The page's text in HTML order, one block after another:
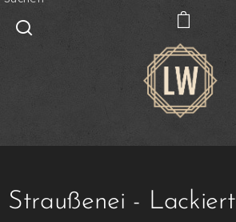
Straußenei - Lackiert